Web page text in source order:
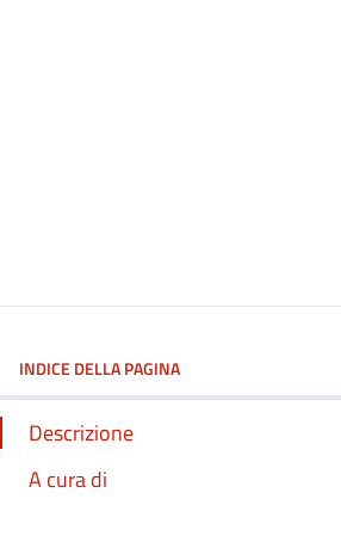
INDICE DELLA PAGINA
Descrizione
A cura di